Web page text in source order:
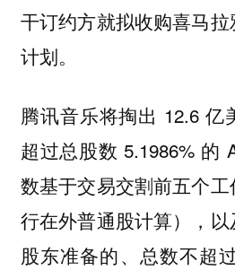
干订约方就拟收购喜马
计划。
腾讯音乐将掏出 12.6 亿
超过总股数 5.1986% 的
数基于交易交割前五个
行在外普通股计算），
股东准备的、总数不超